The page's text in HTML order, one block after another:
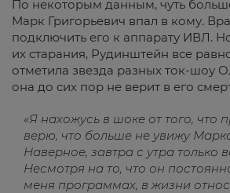
По некоторым данным, чуть
Марк Григорьевич впал в кому.
подключить его к аппарату ИВЛ.
их старания, Рудинштейн все
отметила звезда разных ток-шоу
она до сих пор не верит в его
«Я нахожусь в шоке от того, что
верю, что больше не увижу
Наверное, завтра с утра только
Несмотря на то, что он
меня программах, в жизни